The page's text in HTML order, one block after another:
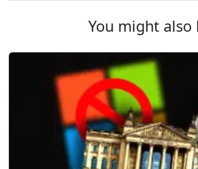
You might also